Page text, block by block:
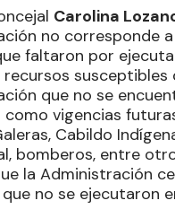
Carolina
no corresponde
faltaron por
recursos susceptibles
que no se
vigencias
Cabildo
bomberos, entre
la Administración
no se ejecutaron